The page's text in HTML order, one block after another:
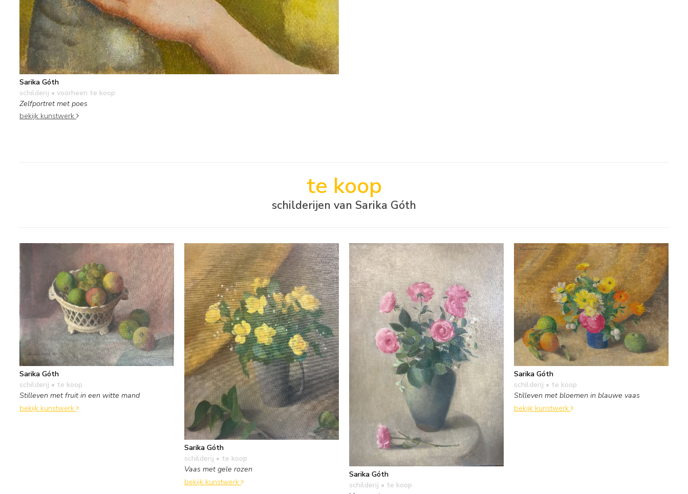
Sarika Góth
schilderij • voorheen te koop
Zelfportret met poes
bekijk kunstwerk
te koop
schilderijen van Sarika Góth
Sarika Góth
schilderij • te koop
Stilleven met fruit in een witte mand
bekijk kunstwerk
Sarika Góth
schilderij • te koop
Vaas met gele rozen
bekijk kunstwerk
Sarika Góth
schilderij • te koop
Sarika Góth
schilderij • te koop
Stilleven met bloemen in blauwe vaas
bekijk kunstwerk